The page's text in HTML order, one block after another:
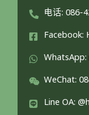
电话: 086-
Facebook:
WeChat:
Line OA: